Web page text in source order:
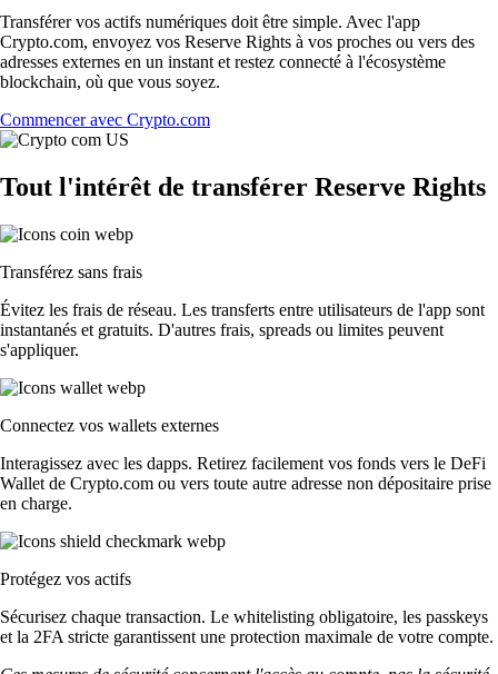
Transférer vos actifs numériques doit être simple. Avec l'app
Crypto.com, envoyez vos Reserve Rights à vos proches ou vers des
adresses externes en un instant et restez connecté à l'écosystème
blockchain, où que vous soyez.
Commencer avec Crypto.com
Tout l'intérêt de transférer Reserve Rights
Transférez sans frais
Évitez les frais de réseau. Les transferts entre utilisateurs de l'app sont
instantanés et gratuits. D'autres frais, spreads ou limites peuvent
s'appliquer.
Connectez vos wallets externes
Interagissez avec les dapps. Retirez facilement vos fonds vers le DeFi
Wallet de Crypto.com ou vers toute autre adresse non dépositaire prise
en charge.
Protégez vos actifs
Sécurisez chaque transaction. Le whitelisting obligatoire, les passkeys
et la 2FA stricte garantissent une protection maximale de votre compte.